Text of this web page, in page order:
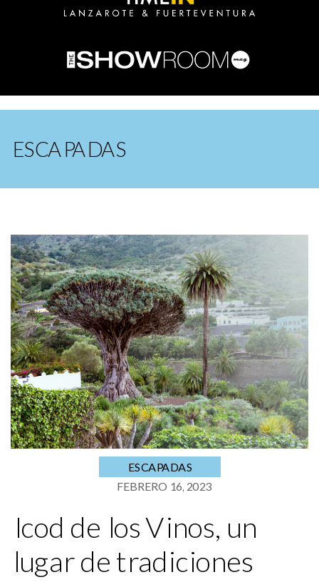
ESCAPADAS
ESCAPADAS
FEBRERO 16, 2023
Icod de los Vinos, un
lugar de tradiciones